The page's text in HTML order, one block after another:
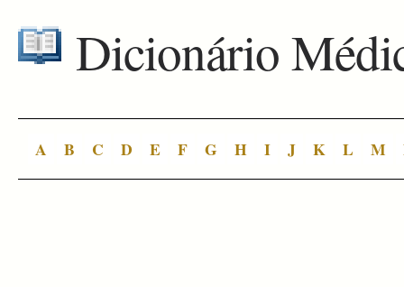
Dicionário
A B C D E F G H I J K L M